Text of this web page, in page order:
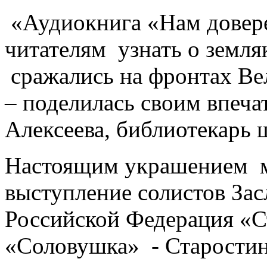
«Аудиокнига «Нам
читателям узнать о
сражались на фронтах
– поделилась своим
Алексеева,
Настоящим украшением
выступление солистов
Российской Федерация
«Соловушка» -